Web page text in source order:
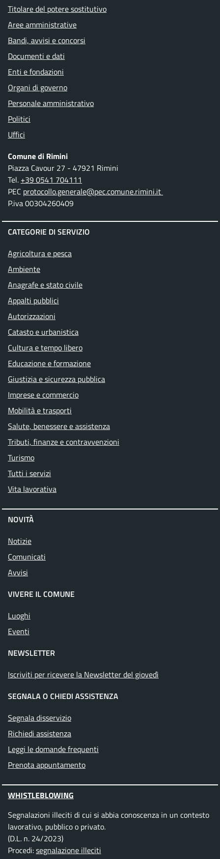
Titolare del potere sostitutivo
Aree amministrative
Bandi, avvisi e concorsi
Documenti e dati
Enti e fondazioni
Organi di governo
Personale amministrativo
Politici
Uffici
Comune di Rimini
Piazza Cavour 27 - 47921 Rimini
Tel. +39 0541 704111
PEC protocollo.generale@pec.comune.rimini.it
P.iva 00304260409
CATEGORIE DI SERVIZIO
Agricoltura e pesca
Ambiente
Anagrafe e stato civile
Appalti pubblici
Autorizzazioni
Catasto e urbanistica
Cultura e tempo libero
Educazione e formazione
Giustizia e sicurezza pubblica
Imprese e commercio
Mobilità e trasporti
Salute, benessere e assistenza
Tributi, finanze e contravvenzioni
Turismo
Tutti i servizi
Vita lavorativa
NOVITÀ
Notizie
Comunicati
Avvisi
VIVERE IL COMUNE
Luoghi
Eventi
NEWSLETTER
Iscriviti per ricevere la Newsletter del giovedì
SEGNALA O CHIEDI ASSISTENZA
Segnala disservizio
Richiedi assistenza
Leggi le domande frequenti
Prenota appuntamento
WHISTLEBLOWING
Segnalazioni illeciti di cui si abbia conoscenza in un contesto
lavorativo, pubblico o privato.
(D.L. n. 24/2023)
Procedi:segnalazione illeciti